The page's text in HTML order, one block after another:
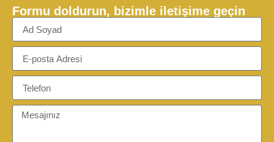
Formu doldurun, bizimle iletişime geçin